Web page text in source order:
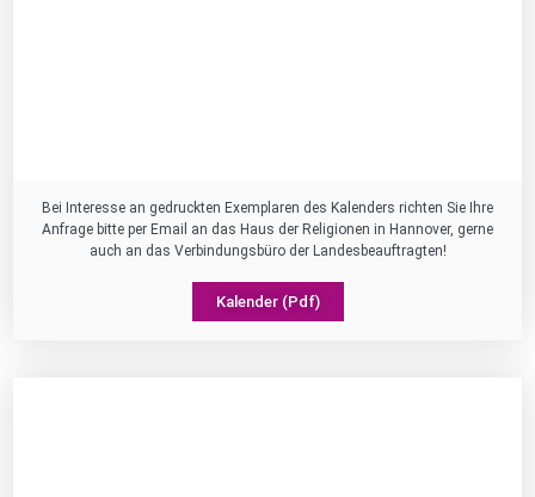
Bei Interesse an gedruckten Exemplaren des Kalenders richten Sie Ihre
Anfrage bitte per Email an das Haus der Religionen in Hannover, gerne
auch an das Verbindungsbüro der Landesbeauftragten!
Kalender (Pdf)